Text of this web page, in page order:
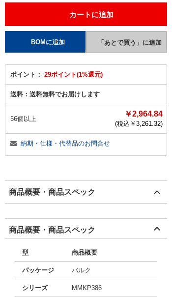
ポイント： 29ポイント(1%還元)
送料： 送料無料でお届けします
56個以上
￥2,964.84
(税込￥ 3,261.32)
納期・仕様・代替品のお問合せ
商品概要・商品スペック
商品概要・商品スペック
型 商品概要
パッケージ バルク
シリーズ MMKP386